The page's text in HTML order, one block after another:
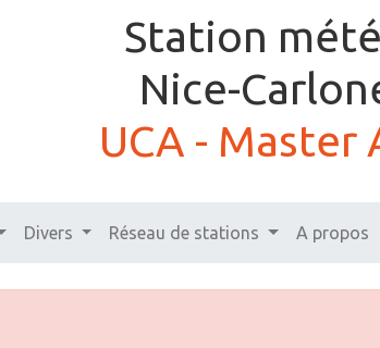
Station
Nice-
UCA - Master
Divers Réseau de stations A propos